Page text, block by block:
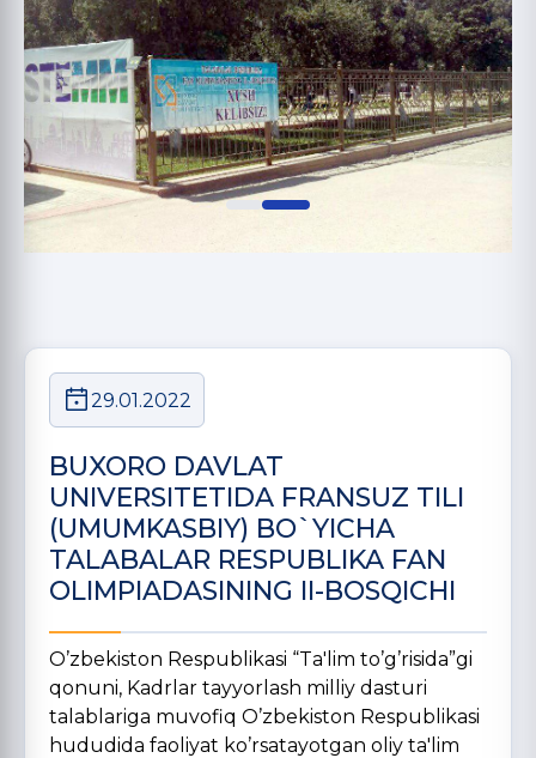
29.01.2022
BUXORO DAVLAT
UNIVERSITETIDA FRANSUZ TILI
(UMUMKASBIY) BO`YICHA
TALABALAR RESPUBLIKA FAN
OLIMPIADASINING II-BOSQICHI
O’zbekiston Respublikasi “Ta'lim to’g’risida”gi
qonuni, Kadrlar tayyorlash milliy dasturi
talablariga muvofiq O’zbekiston Respublikasi
hududida faoliyat ko’rsatayotgan oliy ta'lim